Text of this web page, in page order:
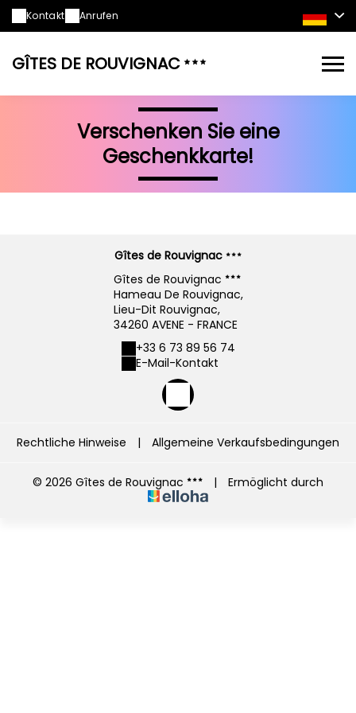
Kontakt Anrufen
GÎTES DE ROUVIGNAC
Verschenken Sie eine
Geschenkkarte!
Gîtes de Rouvignac
Gîtes de Rouvignac
Hameau De Rouvignac,
Lieu-Dit Rouvignac,
34260 AVENE - FRANCE
+33 6 73 89 56 74
E-Mail-Kontakt
Rechtliche Hinweise | Allgemeine Verkaufsbedingungen
© 2026 Gîtes de Rouvignac | Ermöglicht durch